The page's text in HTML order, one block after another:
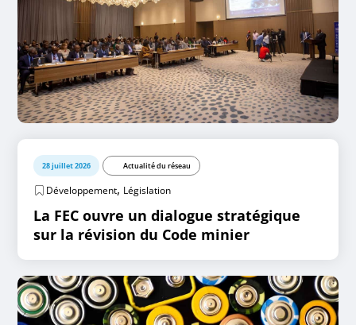
28 juillet 2026 Actualité du réseau
Développement, Législation
La FEC ouvre un dialogue stratégique
sur la révision du Code minier